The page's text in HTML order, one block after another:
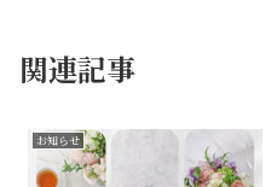
関連記事
お知らせ